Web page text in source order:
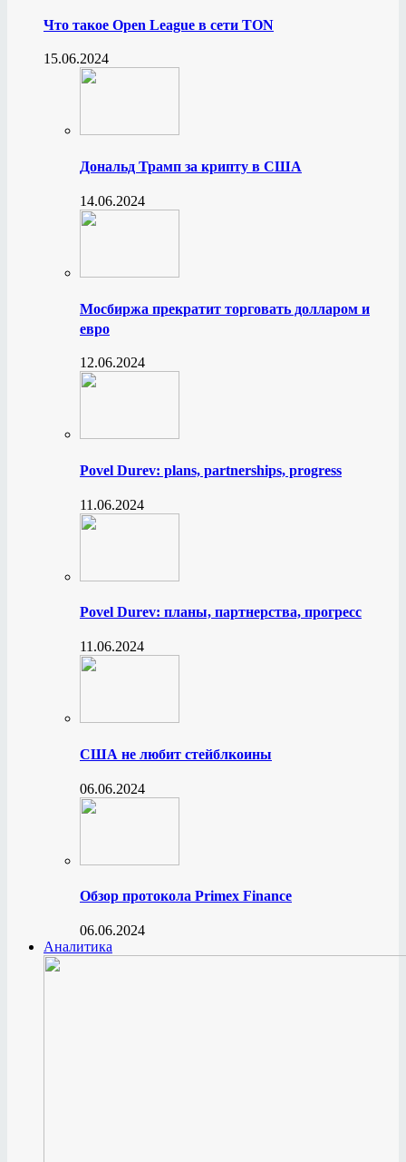
Что такое Open League в сети TON
15.06.2024
Дональд Трамп за крипту в США
14.06.2024
Мосбиржа прекратит торговать долларом и
евро
12.06.2024
Povel Durev: plans, partnerships, progress
11.06.2024
Povel Durev: планы, партнерства, прогресс
11.06.2024
США не любит стейблкоины
06.06.2024
Обзор протокола Primex Finance
06.06.2024
Аналитика